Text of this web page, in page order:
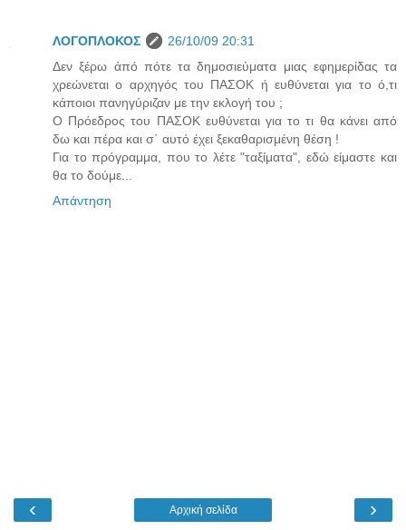
ΛΟΓΟΠΛΟΚΟΣ
26/10/09 20:31
Δεν ξέρω άπό πότε τα δημοσιεύματα μιας εφημερίδας τα
χρεώνεται ο αρχηγός του ΠΑΣΟΚ ή ευθύνεται για το ό,τι
κάποιοι πανηγύριζαν με την εκλογή του ;
Ο Πρόεδρος του ΠΑΣΟΚ ευθύνεται για το τι θα κάνει από
δω και πέρα και σ΄ αυτό έχει ξεκαθαρισμένη θέση !
Για το πρόγραμμα, που το λέτε "ταξίματα", εδώ είμαστε και
θα το δούμε...
Απάντηση
‹ ›
Αρχική σελίδα